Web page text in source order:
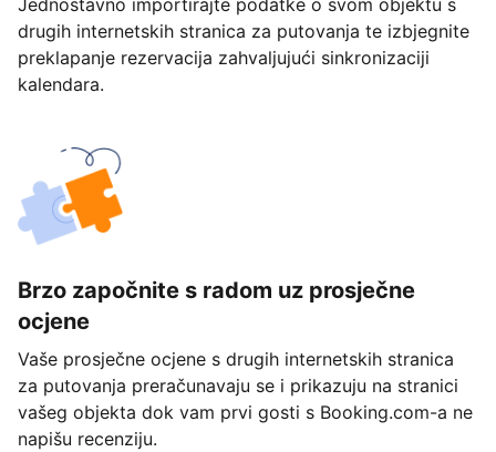
Jednostavno importirajte podatke o svom objektu s
drugih internetskih stranica za putovanja te izbjegnite
preklapanje rezervacija zahvaljujući sinkronizaciji
kalendara.
Brzo započnite s radom uz prosječne
ocjene
Vaše prosječne ocjene s drugih internetskih stranica
za putovanja preračunavaju se i prikazuju na stranici
vašeg objekta dok vam prvi gosti s Booking.com-a ne
napišu recenziju.